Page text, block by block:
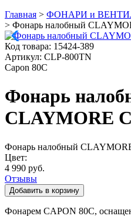
Главная > ФОНАРИ и
> Фонарь налобный
Код товара: 15424-389
Артикул: CLP-800TN
Capon 80С
Фонарь
CLAYMORE
Фонарь налобный
Цвет:
4 990 руб.
Отзывы
Фонарем CAPON 80C,